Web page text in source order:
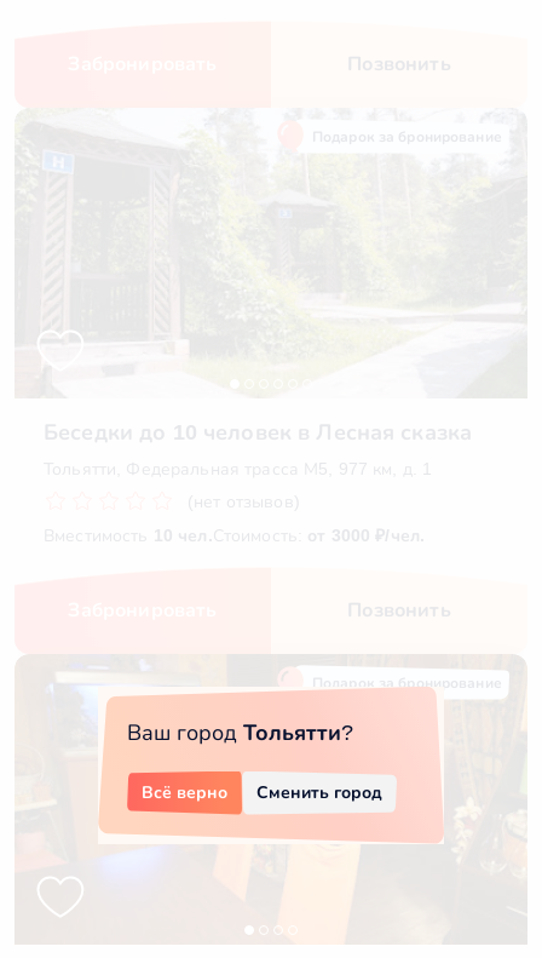
Позвонить
Беседки до 10 человек в Лесная сказка
Тольятти, Федеральная трасса М5, 977 км, д. 1
(нет отзывов)
Вместимость
10 чел.Стоимость: от 3000 ₽/чел.
Позвонить
Подарок за бронирование
Ваш город Тольятти?
Всё верно Сменить город